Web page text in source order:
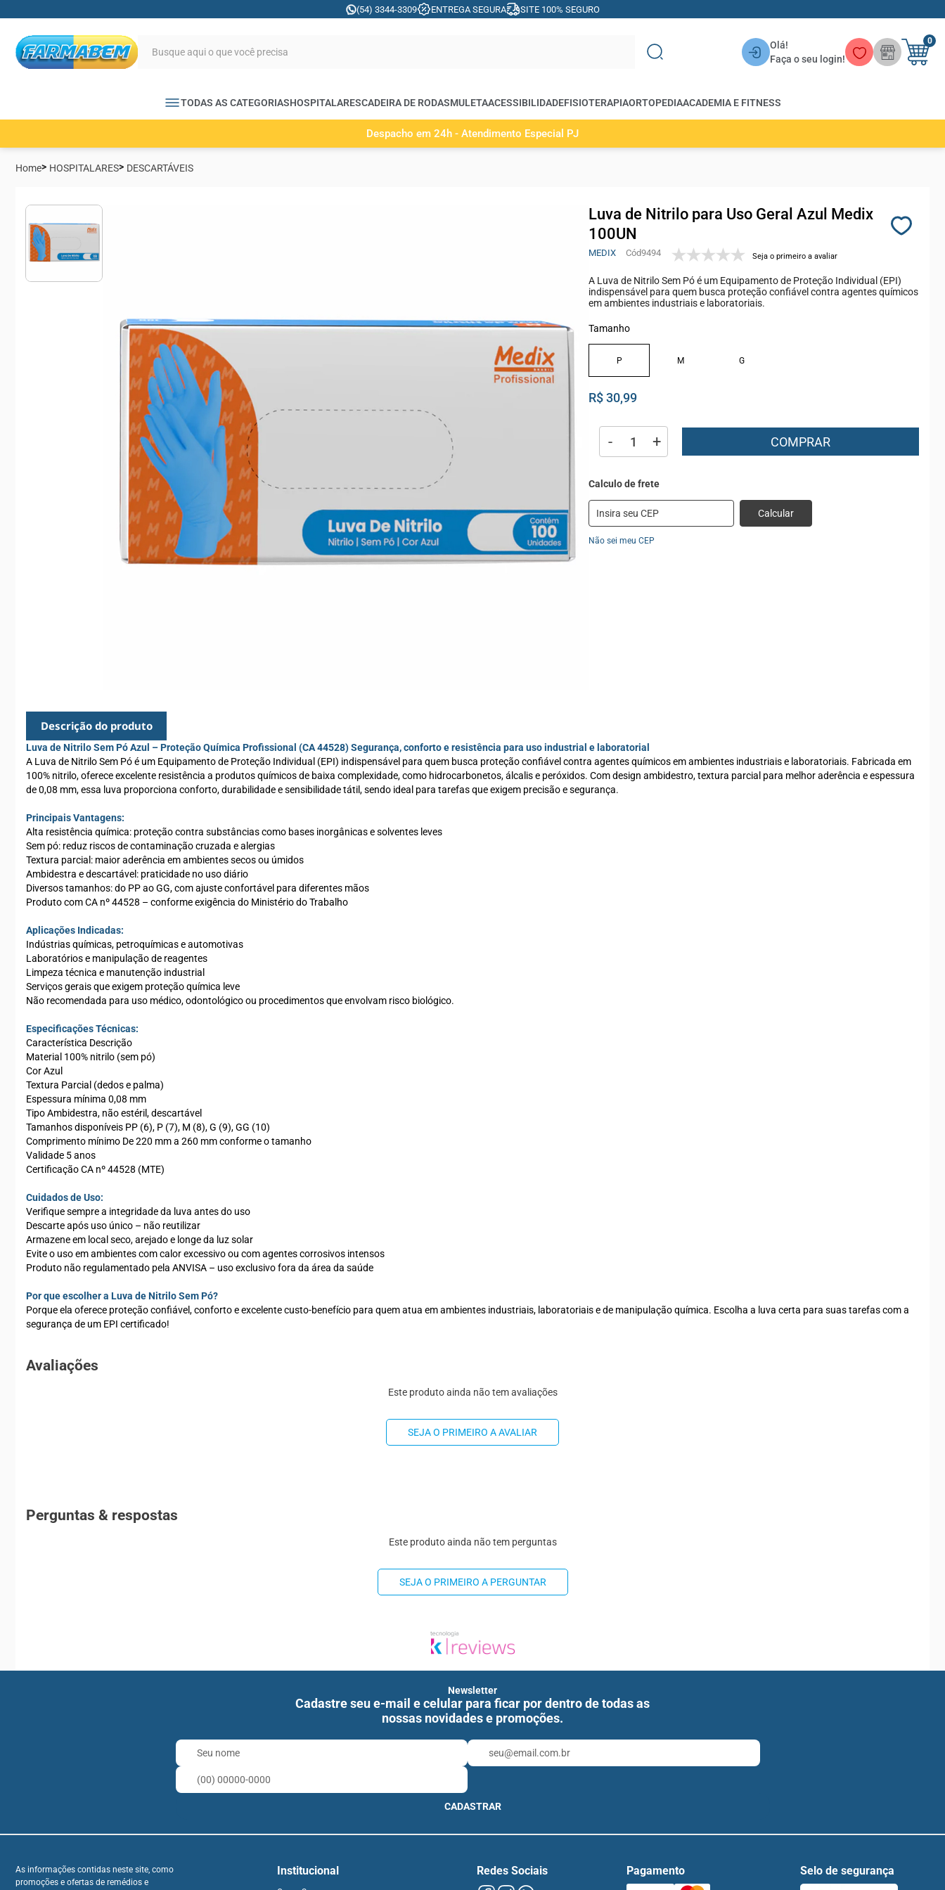
(54) 3344-3309 ENTREGA SEGURA SITE 100% SEGURO
Olá!
Faça o seu login!
0
TODAS AS CATEGORIASHOSPITALARESCADEIRA DE RODASMULETAACESSIBILIDADEFISIOTERAPIAORTOPEDIAACADEMIA E FITNESS
Despacho em 24h - Atendimento Especial PJ
Home HOSPITALARES DESCARTÁVEIS
Luva de Nitrilo para Uso Geral Azul Medix
100UN
MEDIX 9494 Seja o primeiro a avaliar
A Luva de Nitrilo Sem Pó é um Equipamento de Proteção Individual (EPI)
indispensável para quem busca proteção confiável contra agentes químicos
em ambientes industriais e laboratoriais.
Tamanho
P M G
R$ 30,99
- + COMPRAR
Calcular
Não sei meu CEP
Descrição do produto
Luva de Nitrilo Sem Pó Azul – Proteção Química Profissional (CA 44528) Segurança, conforto e resistência para uso industrial e laboratorial
A Luva de Nitrilo Sem Pó é um Equipamento de Proteção Individual (EPI) indispensável para quem busca proteção confiável contra agentes químicos em ambientes industriais e laboratoriais. Fabricada em
100% nitrilo, oferece excelente resistência a produtos químicos de baixa complexidade, como hidrocarbonetos, álcalis e peróxidos. Com design ambidestro, textura parcial para melhor aderência e espessura
de 0,08 mm, essa luva proporciona conforto, durabilidade e sensibilidade tátil, sendo ideal para tarefas que exigem precisão e segurança.
Principais Vantagens:
Alta resistência química: proteção contra substâncias como bases inorgânicas e solventes leves
Sem pó: reduz riscos de contaminação cruzada e alergias
Textura parcial: maior aderência em ambientes secos ou úmidos
Ambidestra e descartável: praticidade no uso diário
Diversos tamanhos: do PP ao GG, com ajuste confortável para diferentes mãos
Produto com CA nº 44528 – conforme exigência do Ministério do Trabalho
Aplicações Indicadas:
Indústrias químicas, petroquímicas e automotivas
Laboratórios e manipulação de reagentes
Limpeza técnica e manutenção industrial
Serviços gerais que exigem proteção química leve
Não recomendada para uso médico, odontológico ou procedimentos que envolvam risco biológico.
Especificações Técnicas:
Característica Descrição
Material 100% nitrilo (sem pó)
Cor Azul
Textura Parcial (dedos e palma)
Espessura mínima 0,08 mm
Tipo Ambidestra, não estéril, descartável
Tamanhos disponíveis PP (6), P (7), M (8), G (9), GG (10)
Comprimento mínimo De 220 mm a 260 mm conforme o tamanho
Validade 5 anos
Certificação CA nº 44528 (MTE)
Cuidados de Uso:
Verifique sempre a integridade da luva antes do uso
Descarte após uso único – não reutilizar
Armazene em local seco, arejado e longe da luz solar
Evite o uso em ambientes com calor excessivo ou com agentes corrosivos intensos
Produto não regulamentado pela ANVISA – uso exclusivo fora da área da saúde
Por que escolher a Luva de Nitrilo Sem Pó?
Porque ela oferece proteção confiável, conforto e excelente custo-benefício para quem atua em ambientes industriais, laboratoriais e de manipulação química. Escolha a luva certa para suas tarefas com a
segurança de um EPI certificado!
Avaliações
Este produto ainda não tem avaliações
SEJA O PRIMEIRO A AVALIAR
Perguntas & respostas
Este produto ainda não tem perguntas
SEJA O PRIMEIRO A PERGUNTAR
Newsletter
Cadastre seu e-mail e celular para ficar por dentro de todas as
nossas novidades e promoções.
CADASTRAR
As informações contidas neste site, como
promoções e ofertas de remédios e
Institucional Redes Sociais Pagamento Selo de segurança